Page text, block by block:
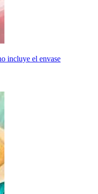
incluye el envase